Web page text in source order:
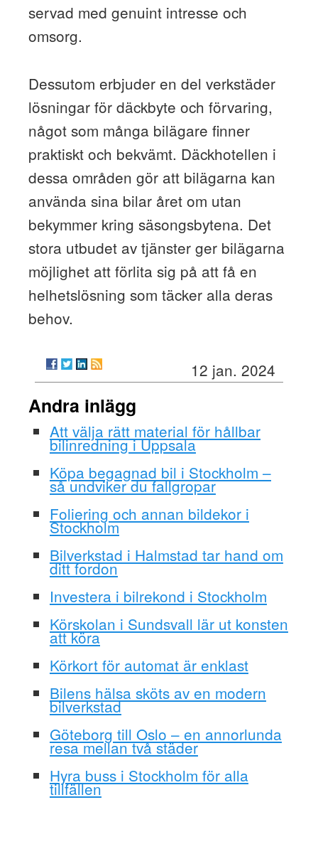
servad med genuint intresse och
omsorg.
Dessutom erbjuder en del verkstäder
lösningar för däckbyte och förvaring,
något som många bilägare finner
praktiskt och bekvämt. Däckhotellen i
dessa områden gör att bilägarna kan
använda sina bilar året om utan
bekymmer kring säsongsbytena. Det
stora utbudet av tjänster ger bilägarna
möjlighet att förlita sig på att få en
helhetslösning som täcker alla deras
behov.
12 jan. 2024
Andra inlägg
Att välja rätt material för hållbar
bilinredning i Uppsala
Köpa begagnad bil i Stockholm –
så undviker du fallgropar
Foliering och annan bildekor i
Stockholm
Bilverkstad i Halmstad tar hand om
ditt fordon
Investera i bilrekond i Stockholm
Körskolan i Sundsvall lär ut konsten
att köra
Körkort för automat är enklast
Bilens hälsa sköts av en modern
bilverkstad
Göteborg till Oslo – en annorlunda
resa mellan två städer
Hyra buss i Stockholm för alla
tillfällen